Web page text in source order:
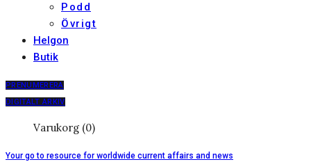
Podd
Övrigt
Helgon
Butik
PRENUMERERA
DIGITALT ARKIV
Varukorg (0)
Your go to resource for worldwide current affairs and news